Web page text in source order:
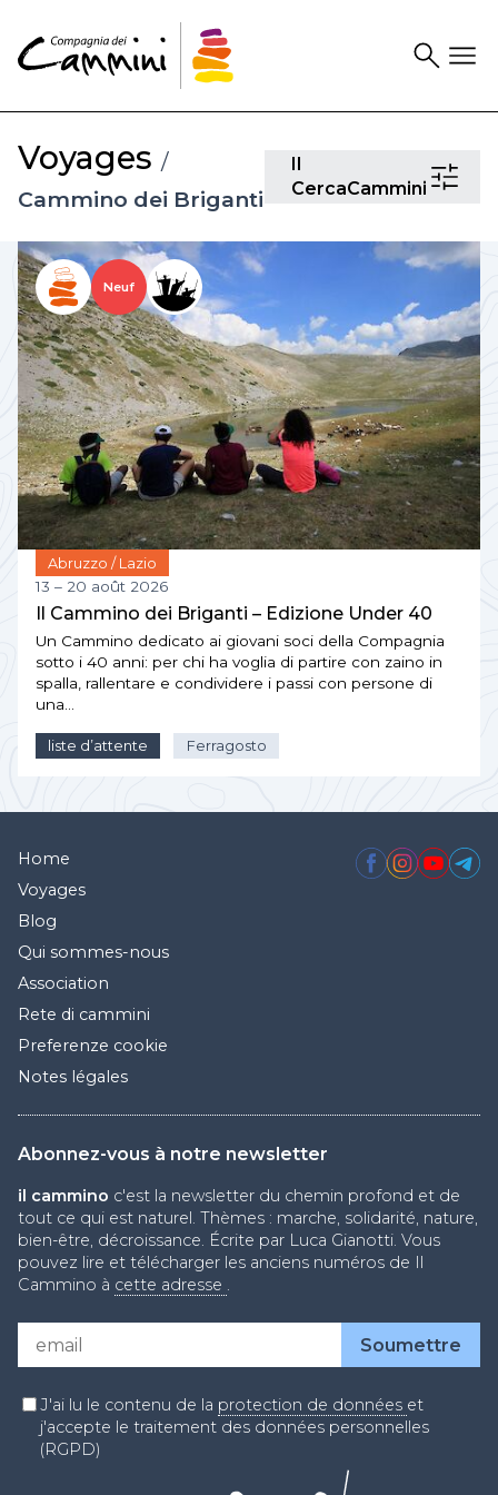
SearchDrawer
Voyages /
Cammino dei Briganti
Il
CercaCammini
Il
Neuf
Abruzzo / Lazio
13 – 20 août 2026
Il Cammino dei Briganti – Edizione Under 40
Un Cammino dedicato ai giovani soci della Compagnia
sotto i 40 anni: per chi ha voglia di partire con zaino in
spalla, rallentare e condividere i passi con persone di
una…
liste d’attente Ferragosto
Home
Voyages
Blog
Qui sommes-nous
Association
Rete di cammini
Preferenze cookie
Notes légales
Abonnez-vous à notre newsletter
il cammino c'est la newsletter du chemin profond et de
tout ce qui est naturel. Thèmes : marche, solidarité, nature,
bien-être, décroissance. Écrite par Luca Gianotti. Vous
pouvez lire et télécharger les anciens numéros de Il
Cammino à cette adresse .
J'ai lu le contenu de la protection de données et
j'accepte le traitement des données personnelles
(RGPD)